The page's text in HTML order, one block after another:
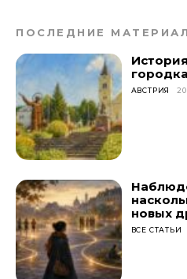
ПОСЛЕДНИЕ
АВСТРИЯ
новых
ВСЕ СТАТЬИ